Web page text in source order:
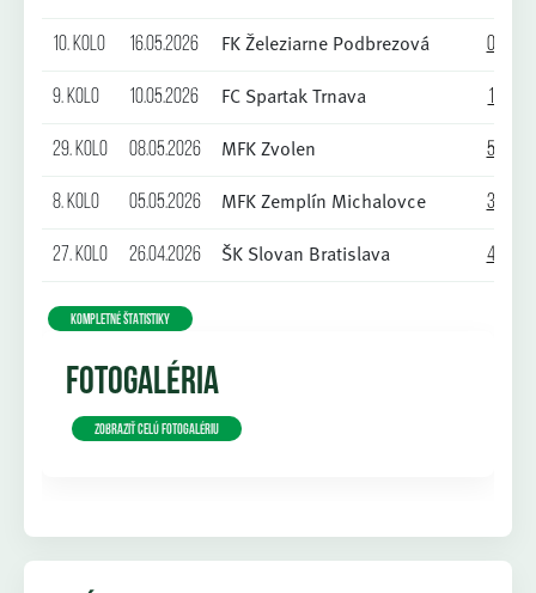
10. kolo 16.05.2026 FK Železiarne Podbrezová 0:2
9. kolo 10.05.2026 FC Spartak Trnava 1:0
29. kolo 08.05.2026 MFK Zvolen 5:2
8. kolo 05.05.2026 MFK Zemplín Michalovce 3:2
27. kolo 26.04.2026 ŠK Slovan Bratislava 4:2
KOMPLETNÉ ŠTATISTIKY
FOTOGALÉRIA
Zobraziť celú fotogalériu